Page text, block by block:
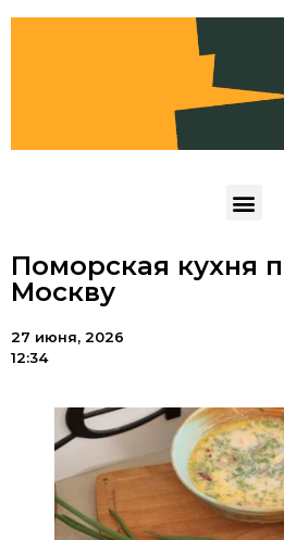
Поморская кухня
Москву
27 июня, 2026
12:34